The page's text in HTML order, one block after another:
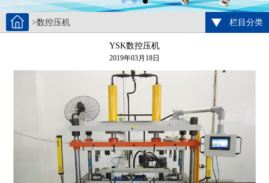
>数控压机 栏目分类
YSK数控压机
2019年03月18日